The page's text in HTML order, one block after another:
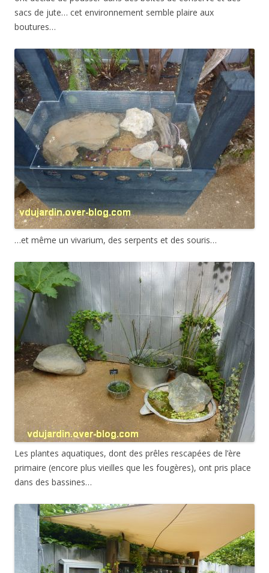
sacs de jute… cet environnement semble plaire aux
boutures…
…et même un vivarium, des serpents et des souris…
Les plantes aquatiques, dont des prêles rescapées de l’ère
primaire (encore plus vieilles que les fougères), ont pris place
dans des bassines…